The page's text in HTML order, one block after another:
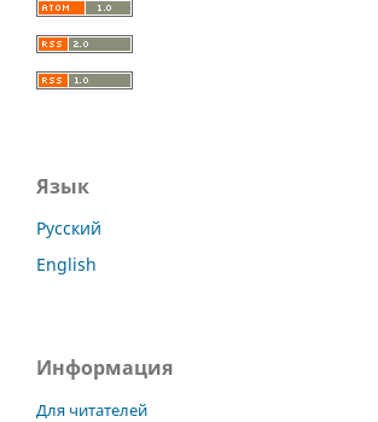
Язык
Русский
English
Информация
Для читателей